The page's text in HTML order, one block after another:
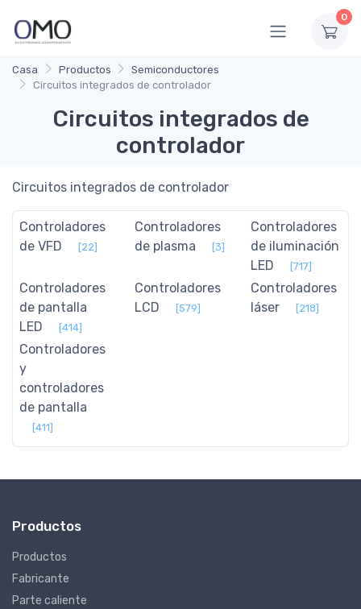
0
Casa Productos
Semiconductores
Circuitos integrados de controlador
Circuitos integrados de
controlador
Circuitos integrados de controlador
Controladores
de VFD
[22]
Controladores
de plasma
[3]
Controladores
de iluminación
LED
[717]
Controladores
de pantalla
LED
[414]
Controladores
LCD
[579]
Controladores
láser
[218]
Controladores
y
controladores
de pantalla
[411]
Productos
Productos
Fabricante
Parte caliente